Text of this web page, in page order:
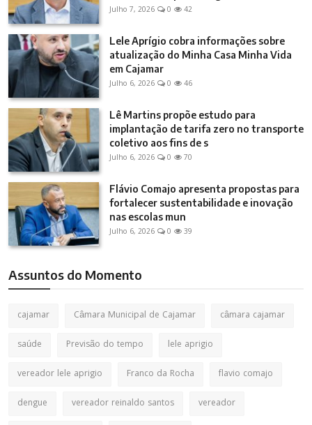
Julho 7, 2026 0 42
Lele Aprígio cobra informações sobre
atualização do Minha Casa Minha Vida
em Cajamar
Julho 6, 2026 0 46
Lê Martins propõe estudo para
implantação de tarifa zero no transporte
coletivo aos fins de s
Julho 6, 2026 0 70
Flávio Comajo apresenta propostas para
fortalecer sustentabilidade e inovação
nas escolas mun
Julho 6, 2026 0 39
Assuntos do Momento
cajamar Câmara Municipal de Cajamar
câmara cajamar
saúde
Previsão do tempo
lele aprigio
vereador lele aprigio
Franco da Rocha
flavio comajo
dengue
vereador reinaldo santos
vereador